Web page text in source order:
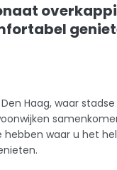
Haag, waar
hebben waar u het